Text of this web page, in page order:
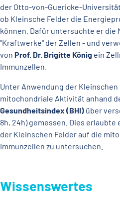
der Otto-von-Guericke-
ob Kleinsche Felder die
können. Dafür untersuchte er die
"Kraftwerke" der Zellen - und
von Prof. Dr. Brigitte König ein
Immunzellen.
Unter Anwendung der
mitochondriale Aktivität anhand
Gesundheitsindex (BHI) über
8h, 24h) gemessen. Dies erlaubte
der Kleinschen Felder auf die
Immunzellen zu untersuchen.
Wissenswertes